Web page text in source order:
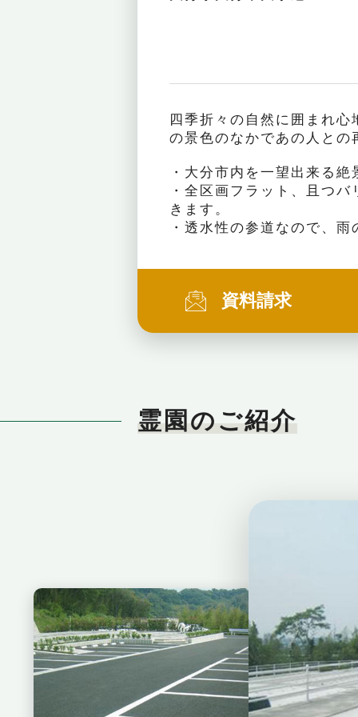
四季折々の自然に囲まれ
の景色のなかであの人との
・大分市内を一望出来る
・全区画フラット、且つ
きます。
・透水性の参道なので、
資料請求
霊園のご紹介
鶴崎みはら
駐車場